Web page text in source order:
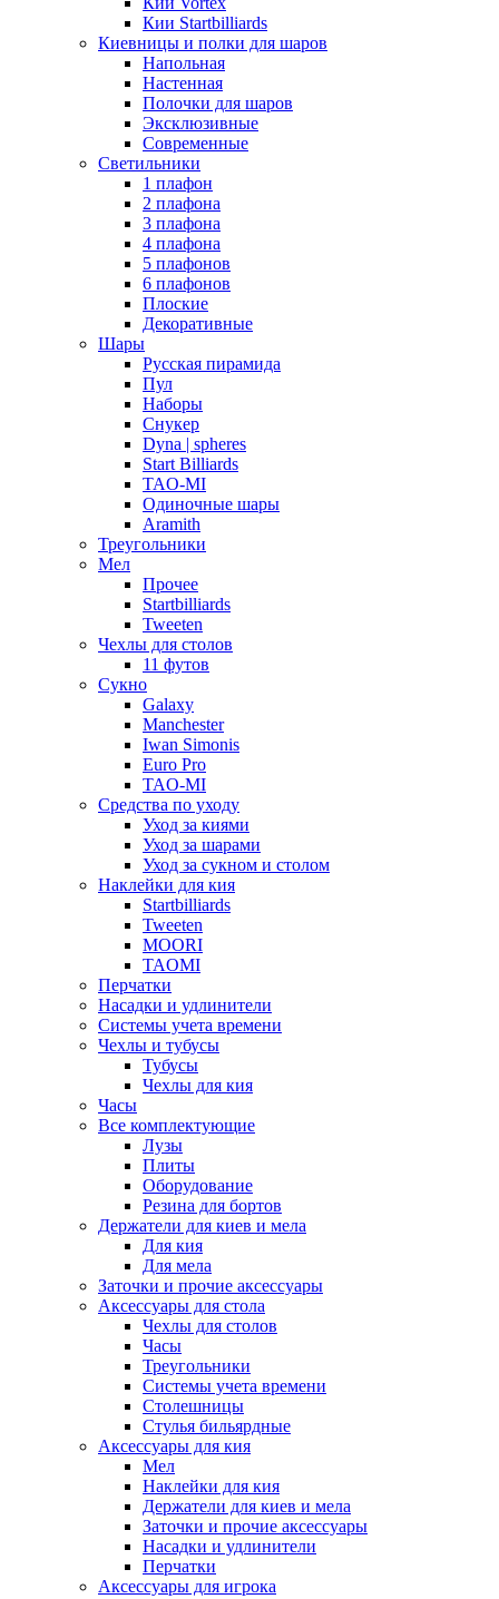
Кии Startbilliards
Киевницы и полки для шаров
Напольная
Настенная
Полочки для шаров
Эксклюзивные
Современные
Светильники
1 плафон
2 плафона
3 плафона
4 плафона
5 плафонов
6 плафонов
Плоские
Декоративные
Шары
Русская пирамида
Пул
Наборы
Снукер
Dyna | spheres
Start Billiards
TAO-MI
Одиночные шары
Aramith
Треугольники
Мел
Прочее
Startbilliards
Tweeten
Чехлы для столов
11 футов
Сукно
Galaxy
Manchester
Iwan Simonis
Euro Pro
TAO-MI
Средства по уходу
Уход за киями
Уход за шарами
Уход за сукном и столом
Наклейки для кия
Startbilliards
Tweeten
MOORI
TAOMI
Перчатки
Насадки и удлинители
Системы учета времени
Чехлы и тубусы
Тубусы
Чехлы для кия
Часы
Все комплектующие
Лузы
Плиты
Оборудование
Резина для бортов
Держатели для киев и мела
Для кия
Для мела
Заточки и прочие аксессуары
Аксессуары для стола
Чехлы для столов
Часы
Треугольники
Системы учета времени
Столешницы
Стулья бильярдные
Аксессуары для кия
Мел
Наклейки для кия
Держатели для киев и мела
Заточки и прочие аксессуары
Насадки и удлинители
Перчатки
Аксессуары для игрока